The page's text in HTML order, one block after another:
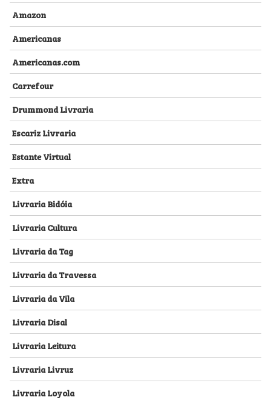
Amazon
Americanas
Americanas.com
Carrefour
Drummond Livraria
Escariz Livraria
Estante Virtual
Extra
Livraria Bidóia
Livraria Cultura
Livraria da Tag
Livraria da Travessa
Livraria da Vila
Livraria Disal
Livraria Leitura
Livraria Livruz
Livraria Loyola